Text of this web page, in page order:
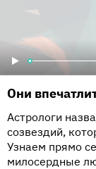
Они
Астрологи
созвездий,
Узнаем прямо
милосердные